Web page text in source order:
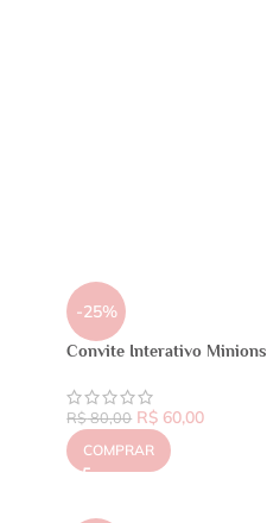
-25%
Convite Interativo Minions
R$80,00 R$ 60,00
COMPRAR